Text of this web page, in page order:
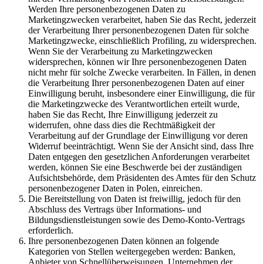
Werden Ihre personenbezogenen Daten zu
Marketingzwecken verarbeitet, haben Sie das Recht, jederzeit
der Verarbeitung Ihrer personenbezogenen Daten für solche
Marketingzwecke, einschließlich Profiling, zu widersprechen.
Wenn Sie der Verarbeitung zu Marketingzwecken
widersprechen, können wir Ihre personenbezogenen Daten
nicht mehr für solche Zwecke verarbeiten. In Fällen, in denen
die Verarbeitung Ihrer personenbezogenen Daten auf einer
Einwilligung beruht, insbesondere einer Einwilligung, die für
die Marketingzwecke des Verantwortlichen erteilt wurde,
haben Sie das Recht, Ihre Einwilligung jederzeit zu
widerrufen, ohne dass dies die Rechtmäßigkeit der
Verarbeitung auf der Grundlage der Einwilligung vor deren
Widerruf beeinträchtigt. Wenn Sie der Ansicht sind, dass Ihre
Daten entgegen den gesetzlichen Anforderungen verarbeitet
werden, können Sie eine Beschwerde bei der zuständigen
Aufsichtsbehörde, dem Präsidenten des Amtes für den Schutz
personenbezogener Daten in Polen, einreichen.
Die Bereitstellung von Daten ist freiwillig, jedoch für den
Abschluss des Vertrags über Informations- und
Bildungsdienstleistungen sowie des Demo-Konto-Vertrags
erforderlich.
Ihre personenbezogenen Daten können an folgende
Kategorien von Stellen weitergegeben werden: Banken,
Anbieter von Schnellüberweisungen, Unternehmen der